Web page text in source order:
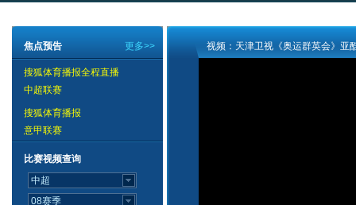
更多>>
焦点预告
搜狐体育播报全程直播
中超联赛
搜狐体育播报
意甲联赛
比赛视频查询
视频：天津卫视《奥运群英会》亚